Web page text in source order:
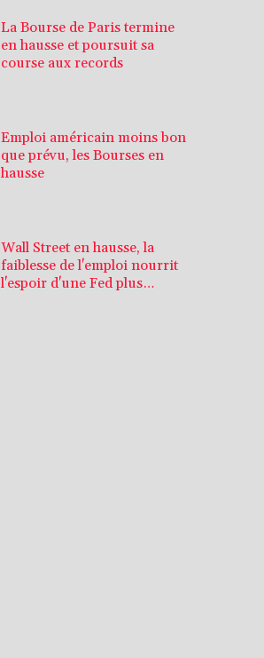
La Bourse de Paris termine
en hausse et poursuit sa
course aux records
Emploi américain moins bon
que prévu, les Bourses en
hausse
Wall Street en hausse, la
faiblesse de l'emploi nourrit
l'espoir d'une Fed plus